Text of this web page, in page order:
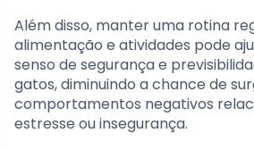
Além disso, manter uma rotina
alimentação e atividades pode
senso de segurança e
gatos, diminuindo a chance de
comportamentos negativos
estresse ou insegurança.